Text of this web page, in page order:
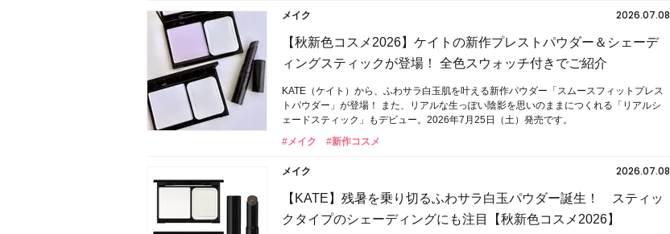
メイク
2026.07.08
【秋新色コスメ2026】ケイトの新作プレストパウダー＆シェーデ
ィングスティックが登場！ 全色スウォッチ付きでご紹介
KATE（ケイト）から、ふわサラ白玉肌を叶える新作パウダー「スムースフィットプレス
トパウダー」が登場！ また、リアルな生っぽい陰影を思いのままにつくれる「リアルシ
ェードスティック」もデビュー。2026年7月25日（土）発売です。
#メイク
#新作コスメ
メイク
2026.07.08
【KATE】残暑を乗り切るふわサラ白玉パウダー誕生！ スティッ
クタイプのシェーディングにも注目【秋新色コスメ2026】